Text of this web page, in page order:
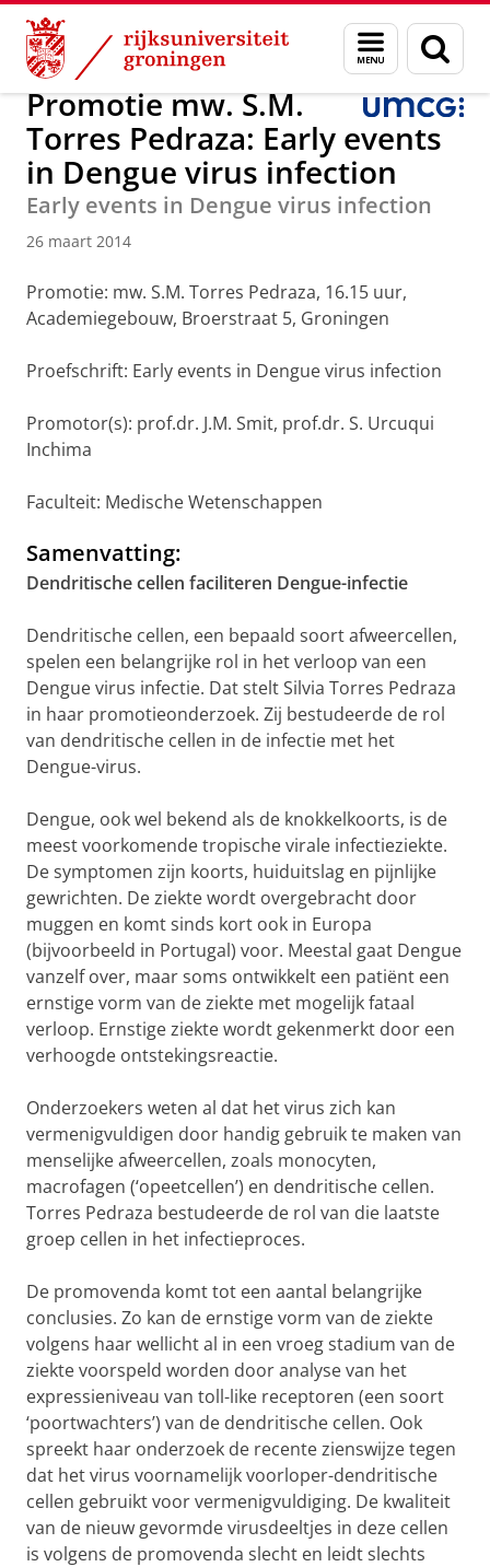
Skip
Content
Skip
Navigation
Menu
en
zoeken
Onderzoek Medische Microbiologie en Infectiepreventie
Promotie mw. S.M.
Torres Pedraza: Early events
in Dengue virus infection
Early events in Dengue virus infection
26 maart 2014
Promotie: mw. S.M. Torres Pedraza, 16.15 uur,
Academiegebouw, Broerstraat 5, Groningen
Proefschrift: Early events in Dengue virus infection
Promotor(s): prof.dr. J.M. Smit, prof.dr. S. Urcuqui
Inchima
Faculteit: Medische Wetenschappen
Samenvatting:
Dendritische cellen faciliteren Dengue-infectie
Dendritische cellen, een bepaald soort afweercellen,
spelen een belangrijke rol in het verloop van een
Dengue virus infectie. Dat stelt Silvia Torres Pedraza
in haar promotieonderzoek. Zij bestudeerde de rol
van dendritische cellen in de infectie met het
Dengue-virus.
Dengue, ook wel bekend als de knokkelkoorts, is de
meest voorkomende tropische virale infectieziekte.
De symptomen zijn koorts, huiduitslag en pijnlijke
gewrichten. De ziekte wordt overgebracht door
muggen en komt sinds kort ook in Europa
(bijvoorbeeld in Portugal) voor. Meestal gaat Dengue
vanzelf over, maar soms ontwikkelt een patiënt een
ernstige vorm van de ziekte met mogelijk fataal
verloop. Ernstige ziekte wordt gekenmerkt door een
verhoogde ontstekingsreactie.
Onderzoekers weten al dat het virus zich kan
vermenigvuldigen door handig gebruik te maken van
menselijke afweercellen, zoals monocyten,
macrofagen (‘opeetcellen’) en dendritische cellen.
Torres Pedraza bestudeerde de rol van die laatste
groep cellen in het infectieproces.
De promovenda komt tot een aantal belangrijke
conclusies. Zo kan de ernstige vorm van de ziekte
volgens haar wellicht al in een vroeg stadium van de
ziekte voorspeld worden door analyse van het
expressieniveau van toll-like receptoren (een soort
‘poortwachters’) van de dendritische cellen. Ook
spreekt haar onderzoek de recente zienswijze tegen
dat het virus voornamelijk voorloper-dendritische
cellen gebruikt voor vermenigvuldiging. De kwaliteit
van de nieuw gevormde virusdeeltjes in deze cellen
is volgens de promovenda slecht en leidt slechts